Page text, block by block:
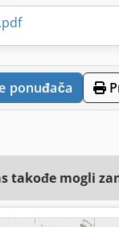
ponuđača
takođe mogli